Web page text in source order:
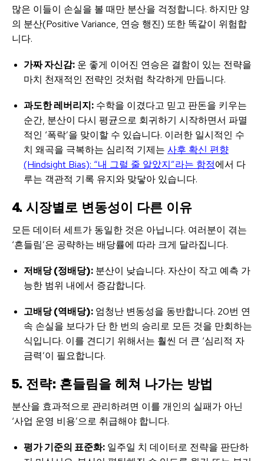
많은 이들이 손실을 볼 때만 분산을 걱정합니다. 하지만 양
의 분산(Positive Variance, 연승 행진) 또한 똑같이 위험합
니다.
가짜 자신감: 운 좋게 이어진 연승은 결함이 있는 전략을
마치 천재적인 전략인 것처럼 착각하게 만듭니다.
과도한 레버리지: 수학을 이겼다고 믿고 판돈을 키우는
순간, 분산이 다시 평균으로 회귀하기 시작하면서 파멸
적인 ‘폭락’을 맞이할 수 있습니다. 이러한 일시적인 수
치 왜곡을 극복하는 심리적 기제는 사후 확신 편향
(Hindsight Bias): “내 그럴 줄 알았지”라는 함정에서 다
루는 객관적 기록 유지와 맞닿아 있습니다.
4. 시장별로 변동성이 다른 이유
모든 데이터 세트가 동일한 것은 아닙니다. 여러분이 겪는
‘흔들림’은 공략하는 배당률에 따라 크게 달라집니다.
저배당 (정배당): 분산이 낮습니다. 자산이 작고 예측 가
능한 범위 내에서 증감합니다.
고배당 (역배당): 엄청난 변동성을 동반합니다. 20번 연
속 손실을 보다가 단 한 번의 승리로 모든 것을 만회하는
식입니다. 이를 견디기 위해서는 훨씬 더 큰 ‘심리적 자
금력’이 필요합니다.
5. 전략: 흔들림을 헤쳐 나가는 방법
분산을 효과적으로 관리하려면 이를 개인의 실패가 아닌
‘사업 운영 비용’으로 취급해야 합니다.
평가 기준의 표준화: 일주일 치 데이터로 전략을 판단하